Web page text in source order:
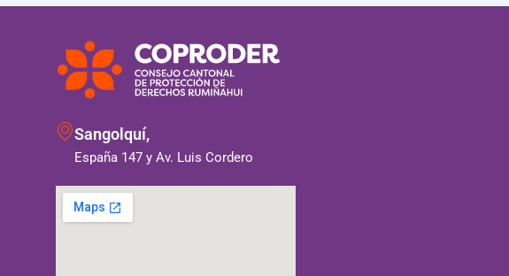
Sangolquí,
España 147 y Av. Luis Cordero